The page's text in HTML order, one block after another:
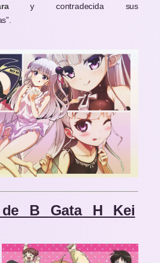
y contradecida sus
de B Gata H Kei